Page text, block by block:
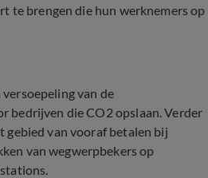
te brengen die hun werknemers op
van de
bedrijven die CO2 opslaan. Verder
gebied van vooraf betalen bij
van wegwerpbekers op